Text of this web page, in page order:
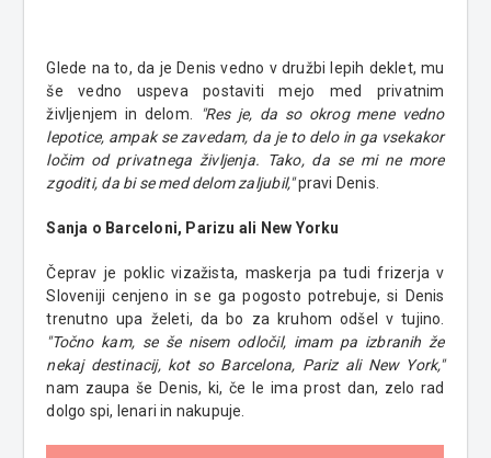
Glede na to, da je Denis vedno v družbi lepih deklet, mu
še vedno uspeva postaviti mejo med privatnim
življenjem in delom.
"Res je, da so okrog mene vedno
lepotice, ampak se zavedam, da je to delo in ga vsekakor
ločim od privatnega življenja. Tako, da se mi ne more
zgoditi, da bi se med delom zaljubil,"pravi Denis.
Sanja o Barceloni, Parizu ali New Yorku
Čeprav je poklic vizažista, maskerja pa tudi frizerja v
Sloveniji cenjeno in se ga pogosto potrebuje, si Denis
trenutno upa želeti, da bo za kruhom odšel v tujino.
"Točno kam, se še nisem odločil, imam pa izbranih že
nekaj destinacij, kot so Barcelona, Pariz ali New York,"
nam zaupa še Denis, ki, če le ima prost dan, zelo rad
dolgo spi, lenari in nakupuje.